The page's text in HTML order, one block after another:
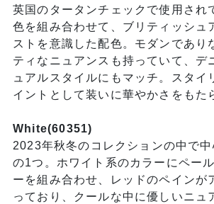
英国のタータンチェックで使用され
色を組み合わせて、ブリティッシュ
ストを意識した配色。モダンであり
ティなニュアンスも持っていて、デ
ュアルスタイルにもマッチ。スタイ
イントとして装いに華やかさをもた
White(60351)
2023年秋冬のコレクションの中で
の1つ。ホワイト系のカラーにペー
ーを組み合わせ、レッドのペインが
っており、クールな中に優しいニュ